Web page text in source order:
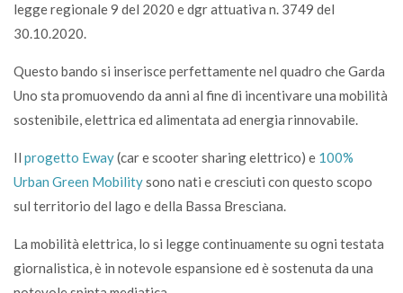
legge regionale 9 del 2020 e dgr attuativa n. 3749 del
30.10.2020.
Questo bando si inserisce perfettamente nel quadro che Garda
Uno sta promuovendo da anni al fine di incentivare una mobilità
sostenibile, elettrica ed alimentata ad energia rinnovabile.
Il progetto Eway(car e scooter sharing elettrico) e 100%
Urban Green Mobilitysono nati e cresciuti con questo scopo
sul territorio del lago e della Bassa Bresciana.
La mobilità elettrica, lo si legge continuamente su ogni testata
giornalistica, è in notevole espansione ed è sostenuta da una